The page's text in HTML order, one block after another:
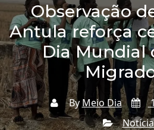
Observação
Antula reforça
Dia Mundial
By Meio Dia